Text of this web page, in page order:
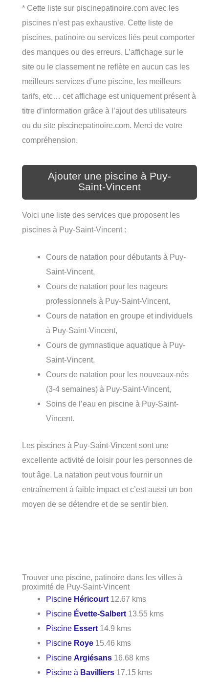
* Cette liste sur piscinepatinoire.com avec les
piscines n’est pas exhaustive. Cette liste de
piscines, patinoire ou services liés peut comporter
des manques ou des erreurs. L’affichage sur le
site ou le classement ne reflète en aucun cas les
meilleurs services d’une piscine, les meilleurs
tarifs, etc… cet affichage est uniquement présent à
titre d’information grâce à l’ajout des utilisateurs
ou du site piscinepatinoire.com. Merci de votre
compréhension.
Ajouter une piscine à Puy-
Saint-Vincent
Voici une liste des services que proposent les
piscines à Puy-Saint-Vincent :
Cours de natation pour débutants à Puy-
Saint-Vincent,
Cours de natation pour les nageurs
professionnels à Puy-Saint-Vincent,
Cours de natation en groupe et individuels
à Puy-Saint-Vincent,
Cours de gymnastique aquatique à Puy-
Saint-Vincent,
Cours de natation pour les nouveaux-nés
(3-4 semaines) à Puy-Saint-Vincent,
Soins de l’eau en piscine à Puy-Saint-
Vincent.
Les piscines à Puy-Saint-Vincent sont une
excellente activité de loisir pour les personnes de
tout âge. La natation peut vous fournir un
entraînement à faible impact et c’est aussi un bon
moyen de se détendre et de se sentir bien.
Trouver une piscine, patinoire dans les villes à
proximité de Puy-Saint-Vincent
Piscine Héricourt 12.67 kms
Piscine Évette-Salbert 13.55 kms
Piscine Essert 14.9 kms
Piscine Roye 15.46 kms
PiscineArgiésans 16.68 kms
Piscine à Bavilliers 17.15 kms